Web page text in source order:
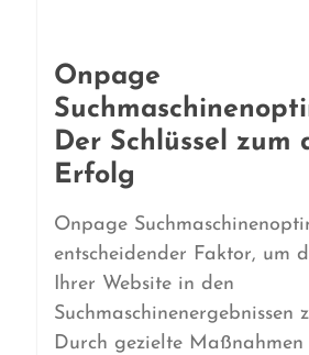
Onpage
Der Schlüssel zum
Erfolg
Onpage
entscheidender Faktor, um
Ihrer Website in den
Suchmaschinenergebnissen
Durch gezielte